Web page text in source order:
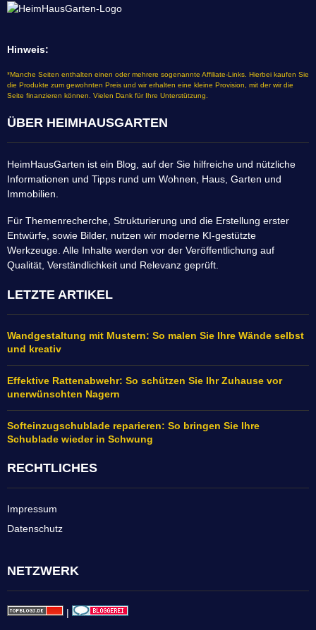
Hinweis:
*Manche Seiten enthalten einen oder mehrere sogenannte Affiliate-Links. Hierbei kaufen Sie
die Produkte zum gewohnten Preis und wir erhalten eine kleine Provision, mit der wir die
Seite finanzieren können. Vielen Dank für Ihre Unterstützung.
ÜBER HEIMHAUSGARTEN
HeimHausGarten ist ein Blog, auf der Sie hilfreiche und nützliche
Informationen und Tipps rund um Wohnen, Haus, Garten und
Immobilien.
Für Themenrecherche, Strukturierung und die Erstellung erster
Entwürfe, sowie Bilder, nutzen wir moderne KI-gestützte
Werkzeuge. Alle Inhalte werden vor der Veröffentlichung auf
Qualität, Verständlichkeit und Relevanz geprüft.
LETZTE ARTIKEL
Wandgestaltung mit Mustern: So malen Sie Ihre Wände selbst
und kreativ
Effektive Rattenabwehr: So schützen Sie Ihr Zuhause vor
unerwünschten Nagern
Softeinzugschublade reparieren: So bringen Sie Ihre
Schublade wieder in Schwung
RECHTLICHES
Impressum
Datenschutz
NETZWERK
|